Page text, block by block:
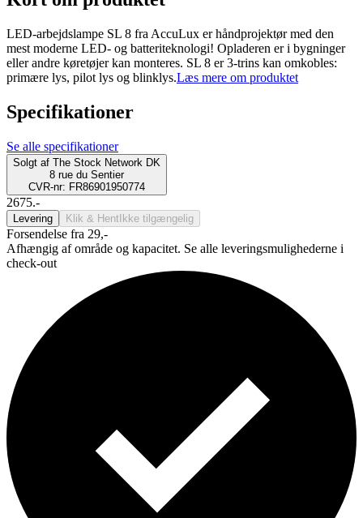
LED-arbejdslampe SL 8 fra AccuLux er håndprojektør med den
mest moderne LED- og batteriteknologi! Opladeren er i bygninger
eller andre køretøjer kan monteres. SL 8 er 3-trins kan omkobles:
primære lys, pilot lys og blinklys.Læs mere om produktet
Specifikationer
Se alle specifikationer
Solgt af The Stock Network DK
8 rue du Sentier
CVR-nr: FR86901950774
2675.-
Levering Klik & Hent Ikke tilgængelig
Forsendelse fra 29,-
Afhængig af område og kapacitet. Se alle leveringsmulighederne i
check-out